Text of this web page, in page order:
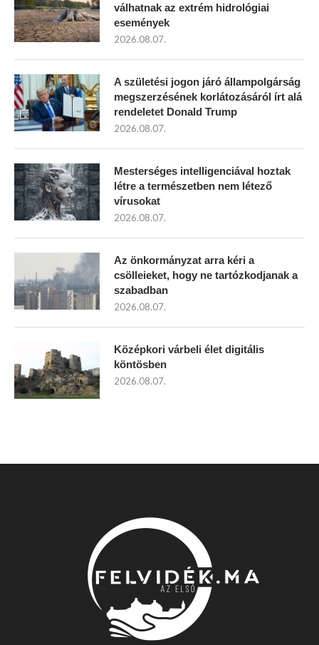
válhatnak az extrém hidrológiai
események
2026.08.07.
A születési jogon járó állampolgárság
megszerzésének korlátozásáról írt alá
rendeletet Donald Trump
2026.08.07.
Mesterséges intelligenciával hoztak
létre a természetben nem létező
vírusokat
2026.08.07.
Az önkormányzat arra kéri a
csölleieket, hogy ne tartózkodjanak a
szabadban
2026.08.07.
Középkori várbeli élet digitális
köntösben
2026.08.07.